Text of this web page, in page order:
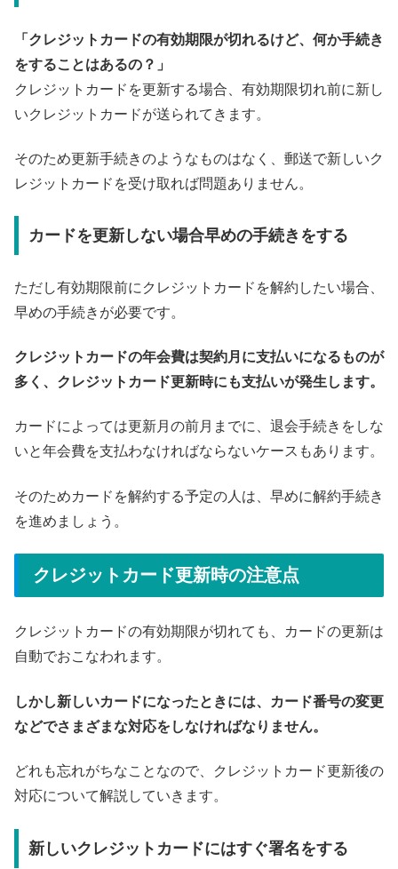
「クレジットカードの有効期限が切れるけど、何か手続き
をすることはあるの？」
クレジットカードを更新する場合、有効期限切れ前に新し
いクレジットカードが送られてきます。
そのため更新手続きのようなものはなく、郵送で新しいク
レジットカードを受け取れば問題ありません。
カードを更新しない場合早めの手続きをする
ただし有効期限前にクレジットカードを解約したい場合、
早めの手続きが必要です。
クレジットカードの年会費は契約月に支払いになるものが
多く、クレジットカード更新時にも支払いが発生します。
カードによっては更新月の前月までに、退会手続きをしな
いと年会費を支払わなければならないケースもあります。
そのためカードを解約する予定の人は、早めに解約手続き
を進めましょう。
クレジットカード更新時の注意点
クレジットカードの有効期限が切れても、カードの更新は
自動でおこなわれます。
しかし新しいカードになったときには、カード番号の変更
などでさまざまな対応をしなければなりません。
どれも忘れがちなことなので、クレジットカード更新後の
対応について解説していきます。
新しいクレジットカードにはすぐ署名をする